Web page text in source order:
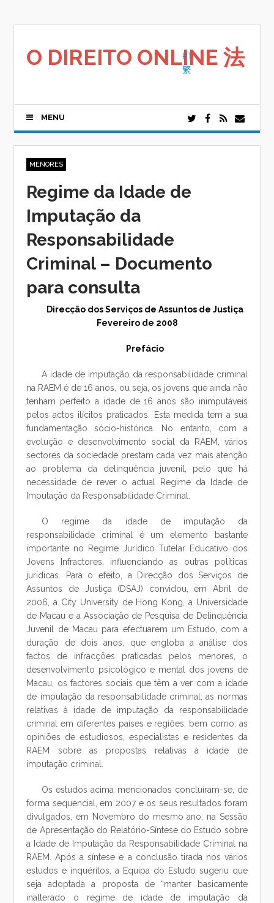
O DIREITO ONLINE 法
PT
繁
MENU
MENORES
Regime da Idade de
Imputação da
Responsabilidade
Criminal – Documento
para consulta
Direcção dos Serviços de Assuntos de Justiça
Fevereiro de 2008
Prefácio
A idade de imputação da responsabilidade criminal
na RAEM é de 16 anos, ou seja, os jovens que ainda não
tenham perfeito a idade de 16 anos são inimputáveis
pelos actos ilícitos praticados. Esta medida tem a sua
fundamentação sócio-histórica. No entanto, com a
evolução e desenvolvimento social da RAEM, vários
sectores da sociedade prestam cada vez mais atenção
ao problema da delinquência juvenil, pelo que há
necessidade de rever o actual Regime da Idade de
Imputação da Responsabilidade Criminal.
O regime da idade de imputação da
responsabilidade criminal é um elemento bastante
importante no Regime Jurídico Tutelar Educativo dos
Jovens Infractores, influenciando as outras políticas
jurídicas. Para o efeito, a Direcção dos Serviços de
Assuntos de Justiça (DSAJ) convidou, em Abril de
2006, a City University de Hong Kong, a Universidade
de Macau e a Associação de Pesquisa de Delinquência
Juvenil de Macau para efectuarem um Estudo, com a
duração de dois anos, que engloba a análise dos
factos de infracções praticadas pelos menores, o
desenvolvimento psicológico e mental dos jovens de
Macau, os factores sociais que têm a ver com a idade
de imputação da responsabilidade criminal; as normas
relativas à idade de imputação da responsabilidade
criminal em diferentes países e regiões, bem como, as
opiniões de estudiosos, especialistas e residentes da
RAEM sobre as propostas relativas à idade de
imputação criminal.
Os estudos acima mencionados concluíram-se, de
forma sequencial, em 2007 e os seus resultados foram
divulgados, em Novembro do mesmo ano, na Sessão
de Apresentação do Relatório-Síntese do Estudo sobre
a Idade de Imputação da Responsabilidade Criminal na
RAEM. Após a síntese e a conclusão tirada nos vários
estudos e inquéritos, a Equipa do Estudo sugeriu que
seja adoptada a proposta de “manter basicamente
inalterado o regime de idade de imputação da